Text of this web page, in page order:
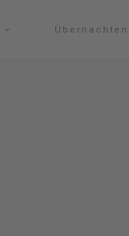
Übernachten